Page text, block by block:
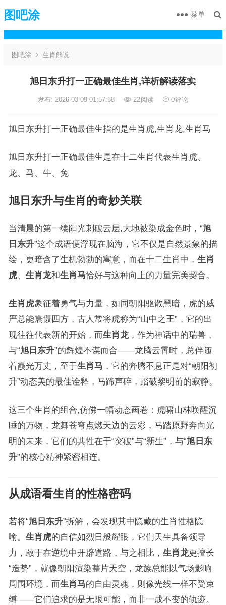
图吧涂 菜单
图吧涂 生肖解说
旭日东升打一正确最佳生肖,详析解读落实
发布: 2026-03-09 01:57:58 22阅读 0评论
旭日东升打一正确最佳生指的是生肖虎,生肖龙,生肖马
旭日东升打一正确最佳生是在十二生肖代表生肖虎、
龙、马、牛、兔
旭日东升与生肖的奇妙关联
当清晨的第一缕阳光刺破云层,大地被染成金色时，“旭
日东升”这个成语便浮现在脑海，它不仅是自然景象的描
绘，更暗含了生机勃勃的寓意，而在十二生肖中， 生肖
虎、 生肖龙和生肖马恰好与这种向上的力量完美契合。
生肖虎象征着勇气与力量，如同朝阳驱散黑暗，虎的威
严总能震慑四方，古人常将虎称为“山中之王”，它的出
现往往代表新的开始，而生肖龙，作为神话中的瑞兽，
与“旭日东升”的辉煌不谋而合——龙腾云霄时，总伴随
着霞光万丈，至于生肖马 ，它的奔腾不息正是对“朝阳初
升”动态美的最佳诠释，马蹄声碎，踏破黎明前的寂静。
这三个生肖的组合,仿佛一幅动态画卷：虎啸山林唤醒沉
睡的万物，龙舞苍穹点燃天边的云彩，马踏原野奔向光
明的未来，它们的共性在于“突破”与“新生”，与“旭日东
升”的核心精神紧密相连。
从成语看生肖的性格密码
若将“旭日东升”拆解，会发现其中隐藏的生肖性格隐
喻。 生肖虎的自信如烈日般耀眼，它们天生具备领导
力，敢于在逆境中开辟道路，与之相比， 生肖龙更擅长
“造势”，就像朝阳渲染整片天空，龙族总能以气场影响
周围环境，而生肖马的自由灵魂，则像光线一样不受束
缚——它们追求的是无限可能，而非一成不变的轨迹。